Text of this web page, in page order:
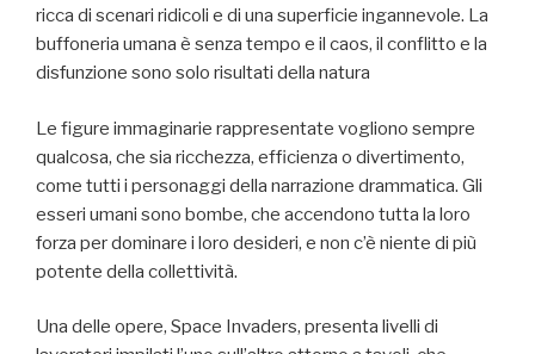
ricca di scenari ridicoli e di una superficie ingannevole. La
buffoneria umana è senza tempo e il caos, il conflitto e la
disfunzione sono solo risultati della natura
Le figure immaginarie rappresentate vogliono sempre
qualcosa, che sia ricchezza, efficienza o divertimento,
come tutti i personaggi della narrazione drammatica. Gli
esseri umani sono bombe, che accendono tutta la loro
forza per dominare i loro desideri, e non c’è niente di più
potente della collettività.
Una delle opere, Space Invaders, presenta livelli di